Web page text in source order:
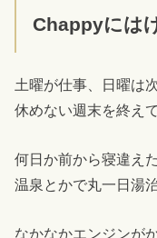
Chappyには
土曜が仕事、日曜は
休めない週末を終え
何日か前から寝違え
温泉とかで丸一日湯
なかなかエンジンが